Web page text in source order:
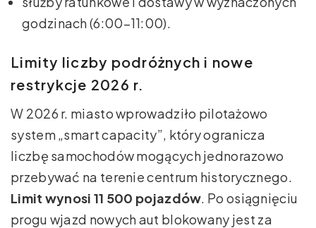
godzinach (6:00–11:00).
Limity liczby podróżnych i nowe
restrykcje 2026 r.
W 2026 r. miasto wprowadziło pilotażowo
system „smart capacity”, który ogranicza
liczbę samochodów mogących jednorazowo
przebywać na terenie centrum historycznego.
Limit wynosi 11 500 pojazdów. Po osiągnięciu
progu wjazd nowych aut blokowany jest za